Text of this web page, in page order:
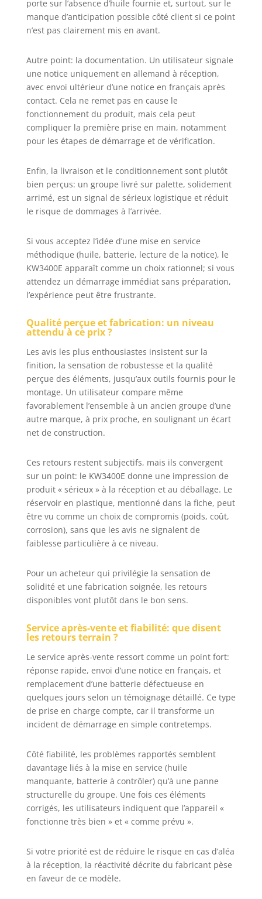
porte sur l’absence d’huile fournie et, surtout, sur le
manque d’anticipation possible côté client si ce point
n’est pas clairement mis en avant.
Autre point: la documentation. Un utilisateur signale
une notice uniquement en allemand à réception,
avec envoi ultérieur d’une notice en français après
contact. Cela ne remet pas en cause le
fonctionnement du produit, mais cela peut
compliquer la première prise en main, notamment
pour les étapes de démarrage et de vérification.
Enfin, la livraison et le conditionnement sont plutôt
bien perçus: un groupe livré sur palette, solidement
arrimé, est un signal de sérieux logistique et réduit
le risque de dommages à l’arrivée.
Si vous acceptez l’idée d’une mise en service
méthodique (huile, batterie, lecture de la notice), le
KW3400E apparaît comme un choix rationnel; si vous
attendez un démarrage immédiat sans préparation,
l’expérience peut être frustrante.
Qualité perçue et fabrication: un niveau
attendu à ce prix ?
Les avis les plus enthousiastes insistent sur la
finition, la sensation de robustesse et la qualité
perçue des éléments, jusqu’aux outils fournis pour le
montage. Un utilisateur compare même
favorablement l’ensemble à un ancien groupe d’une
autre marque, à prix proche, en soulignant un écart
net de construction.
Ces retours restent subjectifs, mais ils convergent
sur un point: le KW3400E donne une impression de
produit « sérieux » à la réception et au déballage. Le
réservoir en plastique, mentionné dans la fiche, peut
être vu comme un choix de compromis (poids, coût,
corrosion), sans que les avis ne signalent de
faiblesse particulière à ce niveau.
Pour un acheteur qui privilégie la sensation de
solidité et une fabrication soignée, les retours
disponibles vont plutôt dans le bon sens.
Service après-vente et fiabilité: que disent
les retours terrain ?
Le service après-vente ressort comme un point fort:
réponse rapide, envoi d’une notice en français, et
remplacement d’une batterie défectueuse en
quelques jours selon un témoignage détaillé. Ce type
de prise en charge compte, car il transforme un
incident de démarrage en simple contretemps.
Côté fiabilité, les problèmes rapportés semblent
davantage liés à la mise en service (huile
manquante, batterie à contrôler) qu’à une panne
structurelle du groupe. Une fois ces éléments
corrigés, les utilisateurs indiquent que l’appareil «
fonctionne très bien » et « comme prévu ».
Si votre priorité est de réduire le risque en cas d’aléa
à la réception, la réactivité décrite du fabricant pèse
en faveur de ce modèle.